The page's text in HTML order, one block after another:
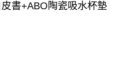
書+ABO陶瓷吸水杯墊